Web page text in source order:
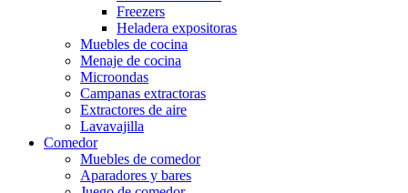
Freezers
Heladera expositoras
Muebles de cocina
Menaje de cocina
Microondas
Campanas extractoras
Extractores de aire
Lavavajilla
Comedor
Muebles de comedor
Aparadores y bares